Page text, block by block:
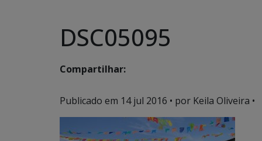
DSC05095
Compartilhar:
Publicado em 14 jul 2016 • por Keila Oliveira •